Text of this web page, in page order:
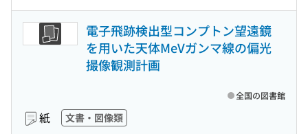
電子飛跡検出型コンプトン望遠鏡
を用いた天体MeVガンマ線の偏光
撮像観測計画
紙 文書・図像類
全国の図書館